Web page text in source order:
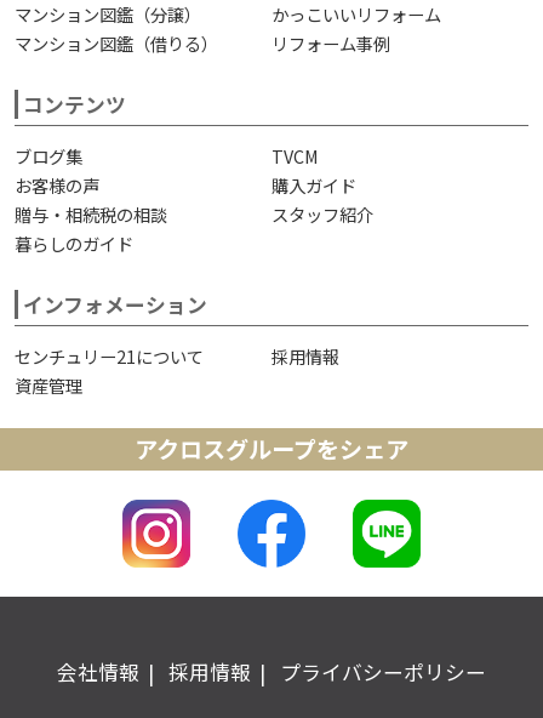
マンション図鑑（分譲）
かっこいいリフォーム
マンション図鑑（借りる）
リフォーム事例
コンテンツ
ブログ集
TVCM
お客様の声
購入ガイド
贈与・相続税の相談
スタッフ紹介
暮らしのガイド
インフォメーション
センチュリー21について
採用情報
資産管理
アクロスグループをシェア
会社情報 採用情報 プライバシーポリシー